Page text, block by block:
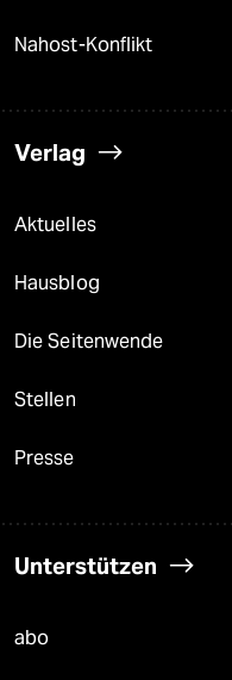
Nahost-Konflikt
Verlag
Aktuelles
Hausblog
Die Seitenwende
Stellen
Presse
Unterstützen
abo